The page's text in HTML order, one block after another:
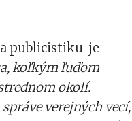
publicistiku je
koľkým ľuďom
okolí.
verejných vecí,